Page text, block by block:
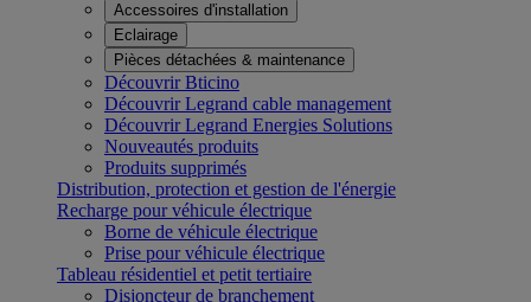
Accessoires d'installation
Eclairage
Pièces détachées & maintenance
Découvrir Bticino
Découvrir Legrand cable management
Découvrir Legrand Energies Solutions
Nouveautés produits
Produits supprimés
Distribution, protection et gestion de l'énergie
Recharge pour véhicule électrique
Borne de véhicule électrique
Prise pour véhicule électrique
Tableau résidentiel et petit tertiaire
Disjoncteur de branchement